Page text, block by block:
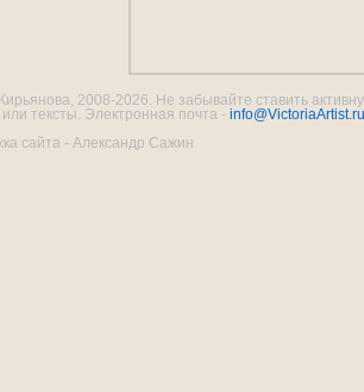
2008-2026. Не забывайте ставить
тексты. Электронная почта - info@VictoriaArtist.ru
сайта - Александр Сажин